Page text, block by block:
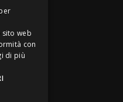
web
con
di più